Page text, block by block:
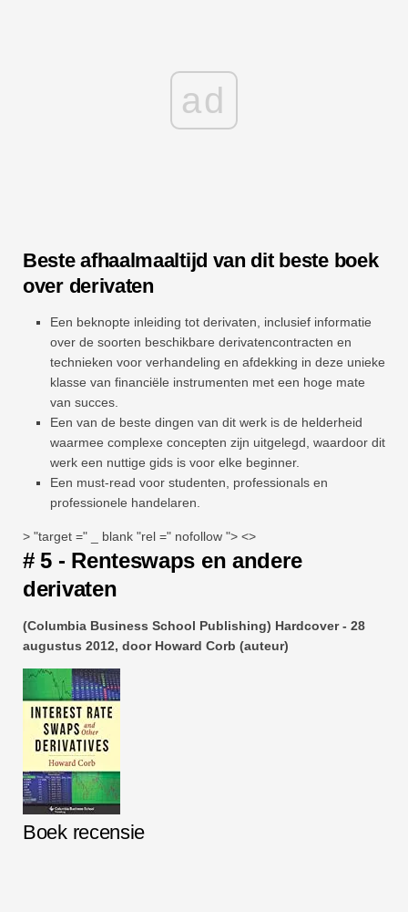
ad
Beste afhaalmaaltijd van dit beste boek
over derivaten
Een beknopte inleiding tot derivaten, inclusief informatie
over de soorten beschikbare derivatencontracten en
technieken voor verhandeling en afdekking in deze unieke
klasse van financiële instrumenten met een hoge mate
van succes.
Een van de beste dingen van dit werk is de helderheid
waarmee complexe concepten zijn uitgelegd, waardoor dit
werk een nuttige gids is voor elke beginner.
Een must-read voor studenten, professionals en
professionele handelaren.
> "target =" _ blank "rel =" nofollow "> <>
# 5 - Renteswaps en andere
derivaten
(Columbia Business School Publishing) Hardcover - 28
augustus 2012, door Howard Corb (auteur)
Boek recensie